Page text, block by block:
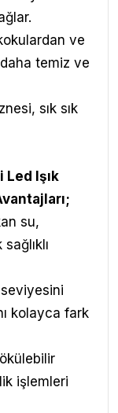
ve
temiz ve
sık sık
Işık
;
su,
kolayca fark
işlemleri